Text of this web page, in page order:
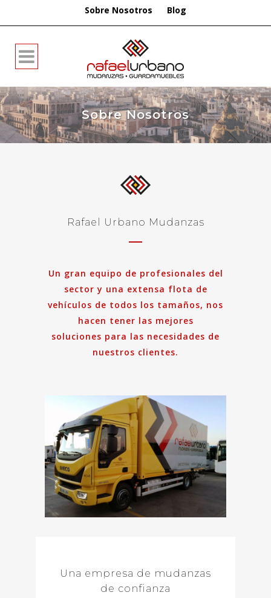
Sobre Nosotros Blog
Sobre Nosotros
Rafael Urbano Mudanzas
Un gran equipo de profesionales del
sector y una extensa flota de
vehículos de todos los tamaños, nos
hacen tener las mejores
soluciones para las necesidades de
nuestros clientes.
Una empresa de mudanzas
de confianza